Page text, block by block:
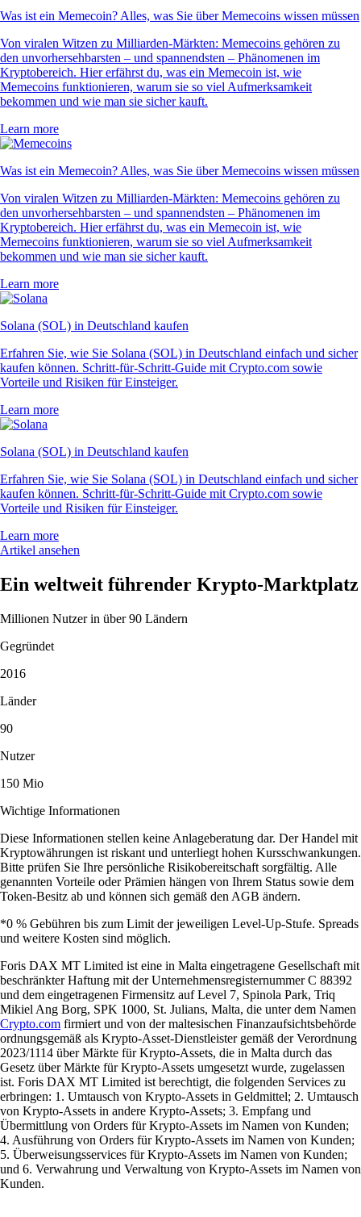
Was ist ein Memecoin? Alles, was Sie über Memecoins wissen müssen
Von viralen Witzen zu Milliarden-Märkten: Memecoins gehören zu
den unvorhersehbarsten – und spannendsten – Phänomenen im
Kryptobereich. Hier erfährst du, was ein Memecoin ist, wie
Memecoins funktionieren, warum sie so viel Aufmerksamkeit
bekommen und wie man sie sicher kauft.
Learn more
Was ist ein Memecoin? Alles, was Sie über Memecoins wissen müssen
Von viralen Witzen zu Milliarden-Märkten: Memecoins gehören zu
den unvorhersehbarsten – und spannendsten – Phänomenen im
Kryptobereich. Hier erfährst du, was ein Memecoin ist, wie
Memecoins funktionieren, warum sie so viel Aufmerksamkeit
bekommen und wie man sie sicher kauft.
Learn more
Solana (SOL) in Deutschland kaufen
Erfahren Sie, wie Sie Solana (SOL) in Deutschland einfach und sicher
kaufen können. Schritt-für-Schritt-Guide mit Crypto.com sowie
Vorteile und Risiken für Einsteiger.
Learn more
Solana (SOL) in Deutschland kaufen
Erfahren Sie, wie Sie Solana (SOL) in Deutschland einfach und sicher
kaufen können. Schritt-für-Schritt-Guide mit Crypto.com sowie
Vorteile und Risiken für Einsteiger.
Learn more
Artikel ansehen
Ein weltweit führender Krypto-Marktplatz
Millionen Nutzer in über 90 Ländern
Gegründet
2016
Länder
90
Nutzer
150 Mio
Wichtige Informationen
Diese Informationen stellen keine Anlageberatung dar. Der Handel mit
Kryptowährungen ist riskant und unterliegt hohen Kursschwankungen.
Bitte prüfen Sie Ihre persönliche Risikobereitschaft sorgfältig. Alle
genannten Vorteile oder Prämien hängen von Ihrem Status sowie dem
Token-Besitz ab und können sich gemäß den AGB ändern.
*0 % Gebühren bis zum Limit der jeweiligen Level-Up-Stufe. Spreads
und weitere Kosten sind möglich.
Foris DAX MT Limited ist eine in Malta eingetragene Gesellschaft mit
beschränkter Haftung mit der Unternehmensregisternummer C 88392
und dem eingetragenen Firmensitz auf Level 7, Spinola Park, Triq
Mikiel Ang Borg, SPK 1000, St. Julians, Malta, die unter dem Namen
Crypto.com firmiert und von der maltesischen Finanzaufsichtsbehörde
ordnungsgemäß als Krypto-Asset-Dienstleister gemäß der Verordnung
2023/1114 über Märkte für Krypto-Assets, die in Malta durch das
Gesetz über Märkte für Krypto-Assets umgesetzt wurde, zugelassen
ist. Foris DAX MT Limited ist berechtigt, die folgenden Services zu
erbringen: 1. Umtausch von Krypto-Assets in Geldmittel; 2. Umtausch
von Krypto-Assets in andere Krypto-Assets; 3. Empfang und
Übermittlung von Orders für Krypto-Assets im Namen von Kunden;
4. Ausführung von Orders für Krypto-Assets im Namen von Kunden;
5. Überweisungsservices für Krypto-Assets im Namen von Kunden;
und 6. Verwahrung und Verwaltung von Krypto-Assets im Namen von
Kunden.